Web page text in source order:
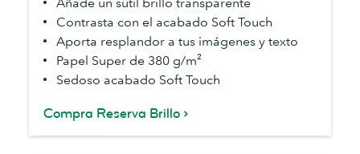
BrilloContrasta con el acabado Soft Touch
Aporta resplandor a tus imágenes y texto
Papel Super de 380 g/m²
Sedoso acabado Soft Touch
Compra Reserva Brillo